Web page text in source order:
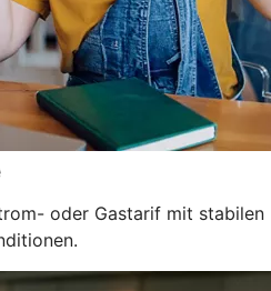
oder Gastarif mit stabilen